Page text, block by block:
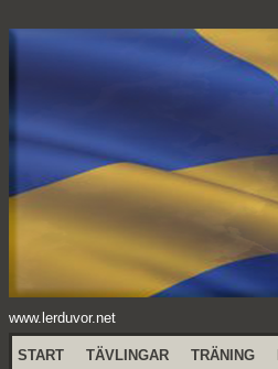
www.lerduvor.net
START TÄVLINGAR TRÄNING